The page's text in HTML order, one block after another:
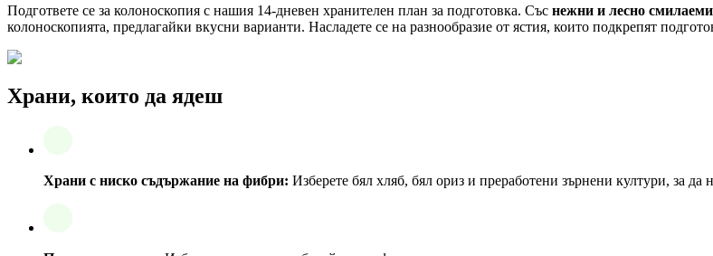
Подгответе се за колоноскопия с нашия 14-дневен хранителен план за подготовка. Със нежни и лесно
колоноскопията, предлагайки вкусни варианти. Насладете се на разнообразие от ястия, които подкрепят
Храни, които да ядеш
Храни с ниско съдържание на фибри: Изберете бял хляб, бял ориз и преработени зърнени култури, за